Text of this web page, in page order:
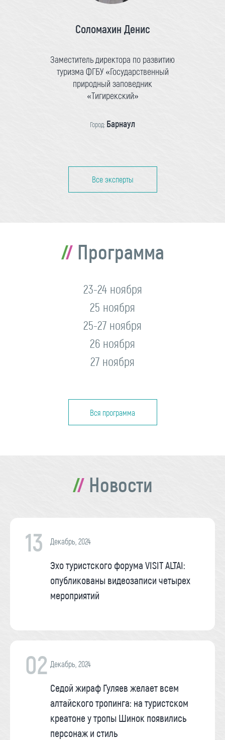
Соломахин Денис
Заместитель директора по развитию
туризма ФГБУ «Государственный
природный заповедник
«Тигирекский»
Город: Барнаул
Все эксперты
Программа
23-24 ноября
25 ноября
25-27 ноября
26 ноября
27 ноября
Вся программа
Новости
13 Декабрь, 2024
Эхо туристского форума VISIT ALTAI:
опубликованы видеозаписи четырех
мероприятий
02 Декабрь, 2024
Седой жираф Гуляев желает всем
алтайского тропинга: на туристском
креатоне у тропы Шинок появились
персонаж и стиль